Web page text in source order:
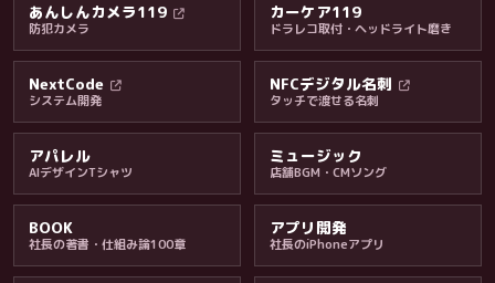
料金・保証・ご案内
あんしんカメラ119
防犯カメラ
カーケア119
ドラレコ取付・ヘッドライト磨き
NextCode
システム開発
NFCデジタル名刺
タッチで渡せる名刺
アパレル
AIデザインTシャツ
ミュージック
店舗BGM・CMソング
BOOK
社長の著書・仕組み論100章
アプリ開発
社長のiPhoneアプリ